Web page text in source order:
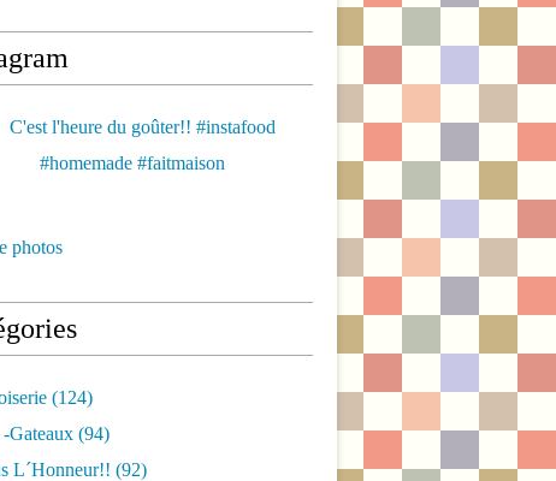
photos
(124)
-gateaux (94)
L´honneur!! (92)